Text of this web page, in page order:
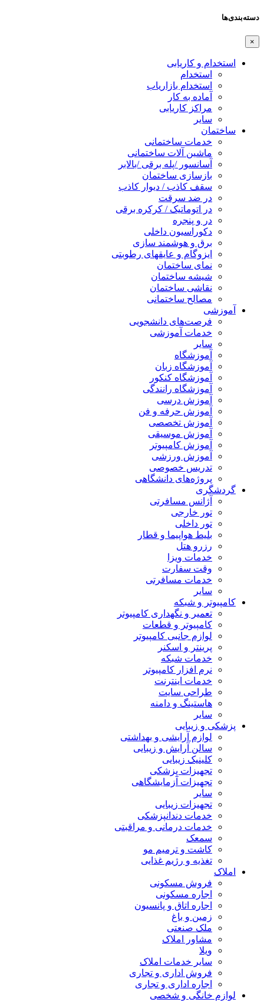
دسته‌بندی‌ها
×
استخدام و کاریابی
استخدام
استخدام بازاریاب
آماده به کار
مراکز کاریابی
سایر
ساختمان
خدمات ساختمانی
ماشین آلات ساختمانی
آسانسور /پله برقی /بالابر
بازسازی ساختمان
سقف کاذب / دیوار کاذب
در ضد سرقت
در اتوماتیک / کرکره برقی
در و پنجره
دکوراسیون داخلی
برق و هوشمند سازی
ایزوگام و عایقهای رطوبتی
نمای ساختمان
شیشه ساختمان
نقاشی ساختمان
مصالح ساختمانی
آموزشی
فرصت‌های دانشجویی
خدمات آموزشی
سایر
آموزشگاه
آموزشگاه زبان
آموزشگاه کنکور
آموزشگاه رانندگی
آموزش درسی
آموزش حرفه و فن
آموزش تخصصی
آموزش موسیقی
آموزش کامپیوتر
آموزش ورزشی
تدریس خصوصی
پروژه‌های دانشگاهی
گردشگری
آژانس مسافرتی
تور خارجی
تور داخلی
بلیط هواپیما و قطار
رزرو هتل
خدمات ویزا
وقت سفارت
خدمات مسافرتی
سایر
کامپیوتر و شبکه
تعمیر و نگهداری کامپیوتر
کامپیوتر و قطعات
لوازم جانبی کامپیوتر
پرینتر و اسکنر
خدمات شبکه
نرم افزار کامپیوتر
خدمات اینترنت
طراحی سایت
هاستینگ و دامنه
سایر
پزشکی و زیبایی
لوازم آرایشی و بهداشتی
سالن آرایش و زیبایی
کلینیک زیبایی
تجهیزات پزشکی
تجهیزات آزمایشگاهی
سایر
تجهیزات زیبایی
خدمات دندانپزشکی
خدمات درمانی و مراقبتی
سمعک
کاشت و ترمیم مو
تغذیه و رژیم غذایی
املاک
فروش مسکونی
اجاره مسکونی
اجاره اتاق و پانسیون
زمین و باغ
ملک صنعتی
مشاور املاک
ویلا
سایر خدمات املاک
فروش اداری و تجاری
اجاره اداری و تجاری
لوازم خانگی و شخصی